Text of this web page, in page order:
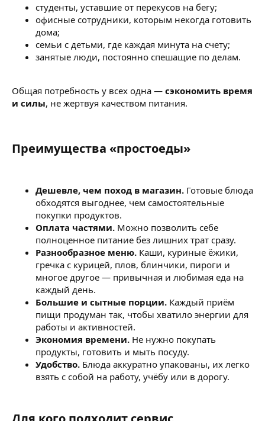
студенты, уставшие от перекусов на бегу;
офисные сотрудники, которым некогда готовить
дома;
семьи с детьми, где каждая минута на счету;
занятые люди, постоянно спешащие по делам.
Общая потребность у всех одна — сэкономить время
и силы, не жертвуя качеством питания.
Преимущества «простоеды»​
Дешевле, чем поход в магазин. Готовые блюда
обходятся выгоднее, чем самостоятельные
покупки продуктов.
Оплата частями. Можно позволить себе
полноценное питание без лишних трат сразу.
Разнообразное меню. Каши, куриные ёжики,
гречка с курицей, плов, блинчики, пироги и
многое другое — привычная и любимая еда на
каждый день.
Большие и сытные порции. Каждый приём
пищи продуман так, чтобы хватило энергии для
работы и активностей.
Экономия времени. Не нужно покупать
продукты, готовить и мыть посуду.
Удобство. Блюда аккуратно упакованы, их легко
взять с собой на работу, учёбу или в дорогу.